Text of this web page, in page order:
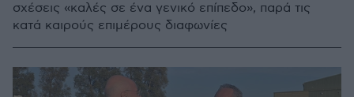
σχέσεις «καλές σε ένα γενικό επίπεδο», παρά τις
κατά καιρούς επιμέρους διαφωνίες